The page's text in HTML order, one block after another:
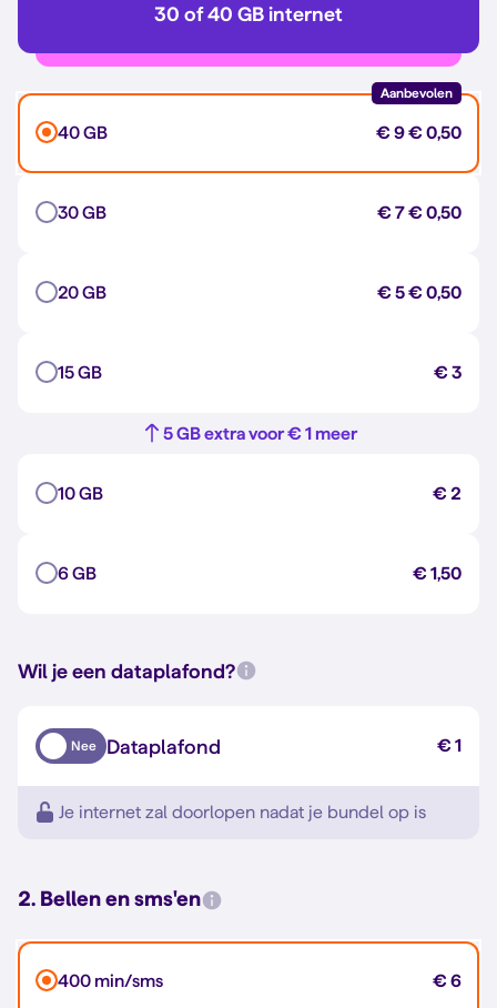
30 of 40 GB internet
Aanbevolen
40 GB € 9€ 0,50
30 GB € 7€ 0,50
20 GB € 5€ 0,50
15 GB € 3
5 GB extra voor € 1 meer
10 GB € 2
6 GB € 1,50
Wil je een dataplafond?
Nee Dataplafond € 1
Je internet zal doorlopen nadat je bundel op is
2. Bellen en sms'en
400 min/sms € 6